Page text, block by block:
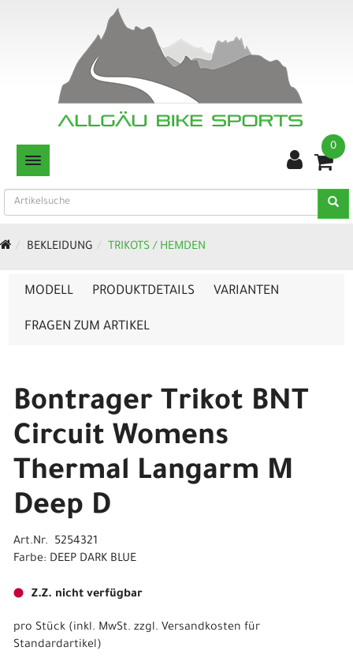
TOGGLE NAVIGATION
0
BEKLEIDUNG TRIKOTS / HEMDEN
MODELL PRODUKTDETAILS VARIANTEN
FRAGEN ZUM ARTIKEL
Bontrager Trikot BNT
Circuit Womens
Thermal Langarm M
Deep D
Art.Nr. 5254321
Farbe: DEEP DARK BLUE
Z.Z. nicht verfügbar
pro Stück (inkl. MwSt. zzgl. Versandkosten für
Standardartikel)